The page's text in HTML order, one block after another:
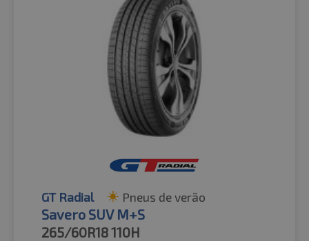
GT Radial Pneus de verão
Savero SUV M+S
265/60R18110H